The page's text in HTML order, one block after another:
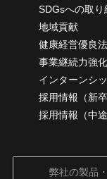
SDGsへの取り
地域貢献
健康経営優良
事業継続力強
インターンシ
採用情報（新卒
採用情報（中途
弊社の製品